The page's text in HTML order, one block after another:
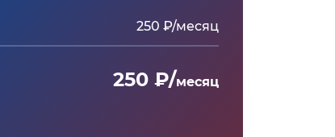
250 ₽/месяц
250 ₽/месяц